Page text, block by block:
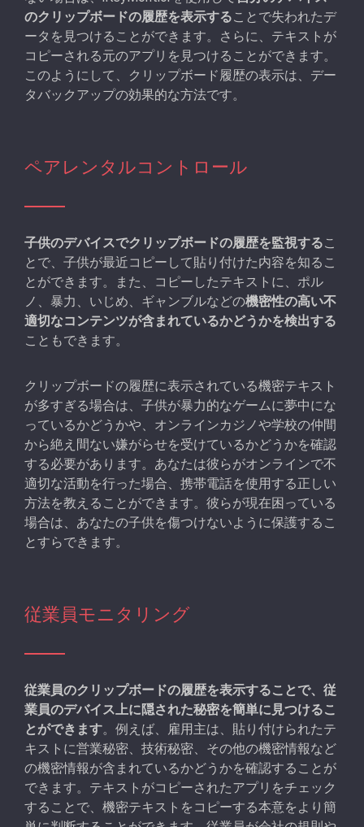
のクリップボードの履歴を表示することで失われたデ
ータを見つけることができます。さらに、テキストが
コピーされる元のアプリを見つけることができます。
このようにして、クリップボード履歴の表示は、デー
タバックアップの効果的な方法です。
ペアレンタルコントロール
子供のデバイスでクリップボードの履歴を監視するこ
とで、子供が最近コピーして貼り付けた内容を知るこ
とができます。また、コピーしたテキストに、ポル
ノ、暴力、いじめ、ギャンブルなどの機密性の高い不
適切なコンテンツが含まれているかどうかを検出する
こともできます。
クリップボードの履歴に表示されている機密テキスト
が多すぎる場合は、子供が暴力的なゲームに夢中にな
っているかどうかや、オンラインカジノや学校の仲間
から絶え間ない嫌がらせを受けているかどうかを確認
する必要があります。あなたは彼らがオンラインで不
適切な活動を行った場合、携帯電話を使用する正しい
方法を教えることができます。彼らが現在困っている
場合は、あなたの子供を傷つけないように保護するこ
とすらできます。
従業員モニタリング
従業員のクリップボードの履歴を表示することで、従
業員のデバイス上に隠された秘密を簡単に見つけるこ
とができます。例えば、雇用主は、貼り付けられたテ
キストに営業秘密、技術秘密、その他の機密情報など
の機密情報が含まれているかどうかを確認することが
できます。テキストがコピーされたアプリをチェック
することで、機密テキストをコピーする本意をより簡